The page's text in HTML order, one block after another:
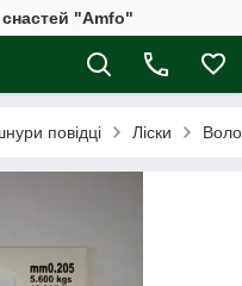
"Amfo"
повідці Ліски